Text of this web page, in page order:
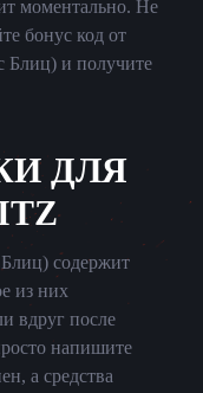
моментально. Не
бонус код от
Блиц) и получите
ДЛЯ
содержит
из них
вдруг после
напишите
а средства